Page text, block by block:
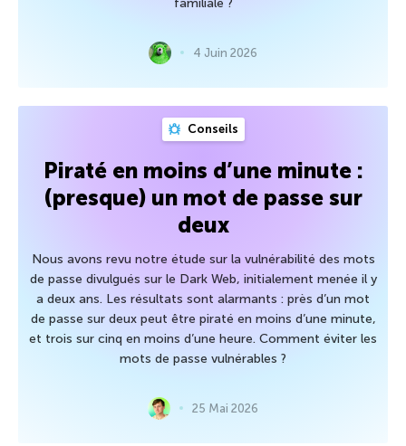
4 Juin 2026
Conseils
Piraté en moins d’une minute :
(presque) un mot de passe sur
deux
Nous avons revu notre étude sur la vulnérabilité des mots
de passe divulgués sur le Dark Web, initialement menée il y
a deux ans. Les résultats sont alarmants : près d’un mot
de passe sur deux peut être piraté en moins d’une minute,
et trois sur cinq en moins d’une heure. Comment éviter les
mots de passe vulnérables ?
25 Mai 2026